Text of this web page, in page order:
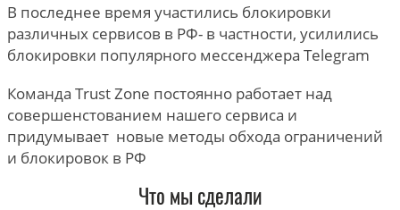
В последнее время участились блокировки
различных сервисов в РФ- в частности, усилились
блокировки популярного мессенджера Telegram
Команда Trust Zone постоянно работает над
совершенстованием нашего сервиса и
придумывает новые методы обхода ограничений
и блокировок в РФ
Что мы сделали